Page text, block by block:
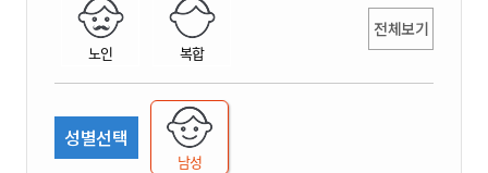
노인 복합
전체보기
성별선택
남성